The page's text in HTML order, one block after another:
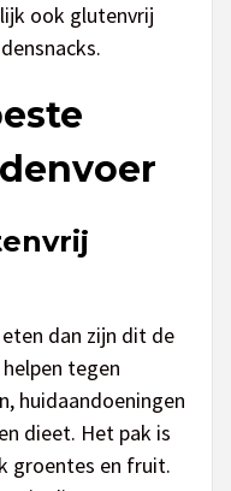
ook glutenvrij
dan zijn dit de
tegen
huidaandoeningen
dieet. Het pak is
groentes en fruit.